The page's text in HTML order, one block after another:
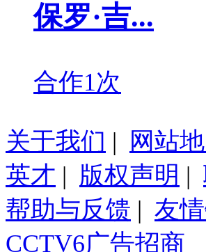
保罗·吉...
合作1次
关于我们 | 网站
英才 | 版权声明 |
帮助与反馈 | 友
CCTV6广告招商